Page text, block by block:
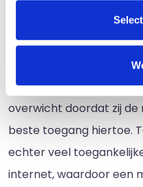
5. Flexibiliteit en
behouden
Het top-down model,
genoemd wordt, is
overwicht doordat zij de
beste toegang hiertoe.
echter veel
internet, waardoor een